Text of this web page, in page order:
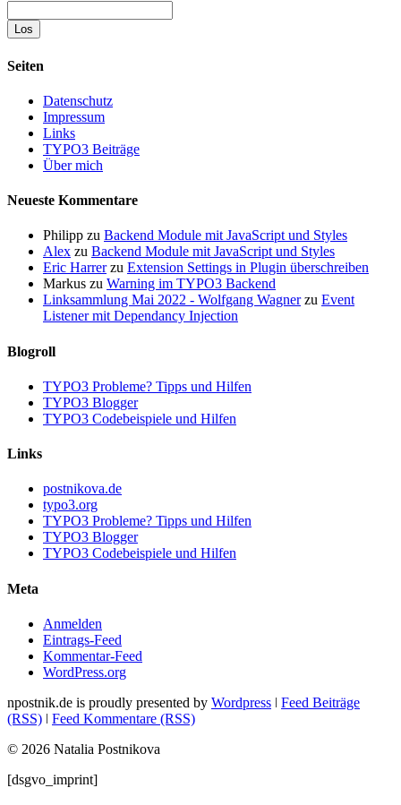
Seiten
Datenschutz
Impressum
Links
TYPO3 Beiträge
Über mich
Neueste Kommentare
Philipp zu Backend Module mit JavaScript und Styles
Alex zu Backend Module mit JavaScript und Styles
Eric Harrerzu Extension Settings in Plugin überschreiben
Markus zu Warning im TYPO3 Backend
Linksammlung Mai 2022 - Wolfgang Wagnerzu Event
Listener mit Dependancy Injection
Blogroll
TYPO3 Probleme? Tipps und Hilfen
TYPO3 Blogger
TYPO3 Codebeispiele und Hilfen
Links
postnikova.de
typo3.org
TYPO3 Probleme? Tipps und Hilfen
TYPO3 Blogger
TYPO3 Codebeispiele und Hilfen
Meta
Anmelden
Eintrags-Feed
Kommentar-Feed
WordPress.org
npostnik.de is proudly presented by Wordpress ǀ Feed Beiträge
(RSS) ǀ Feed Kommentare (RSS)
© 2026 Natalia Postnikova
[dsgvo_imprint]